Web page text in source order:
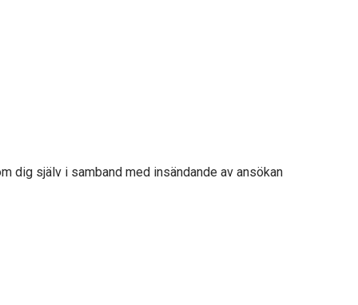
dig själv i samband med insändande av ansökan